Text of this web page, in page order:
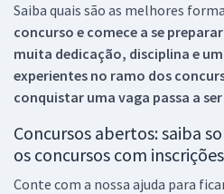
Saiba quais são as melhores
concurso e comece a se
muita dedicação, disciplina e
experientes no ramo dos
conquistar uma vaga passa a
Concursos abertos: saiba
os concursos com
Conte com a nossa ajuda para